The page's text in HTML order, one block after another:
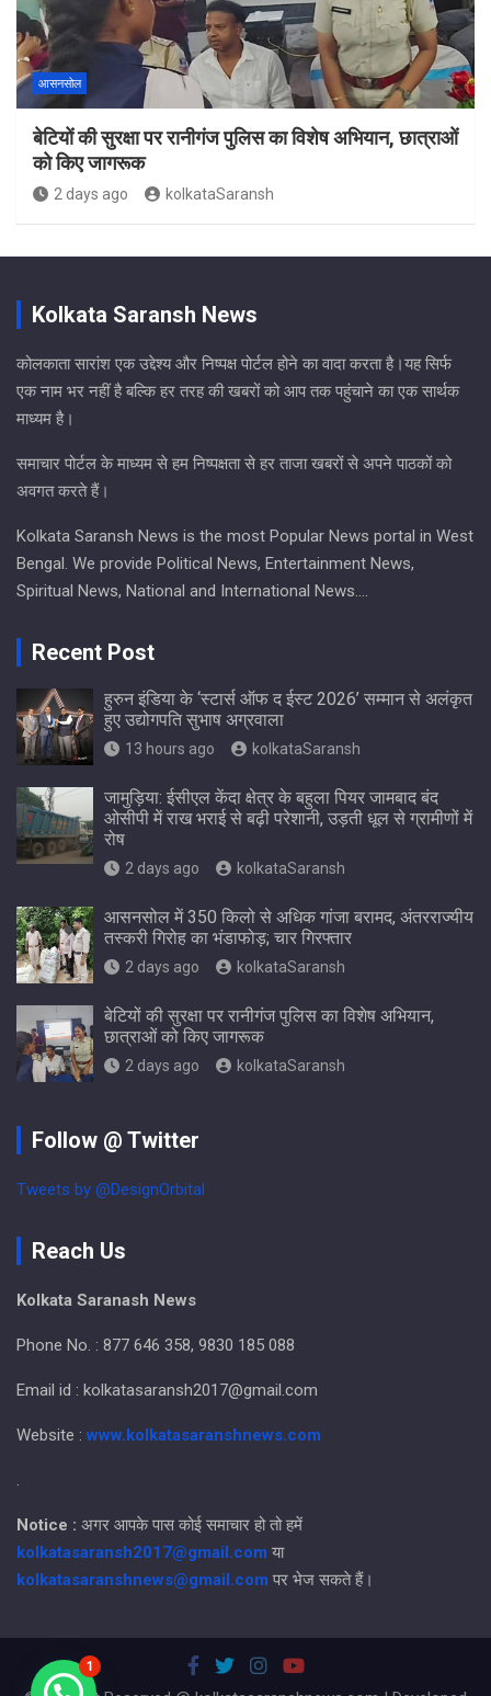
आसनसोल
बेटियों की सुरक्षा पर रानीगंज पुलिस का विशेष अभियान, छात्राओं
को किए जागरूक
2 days ago kolkataSaransh
Kolkata Saransh News
कोलकाता सारांश एक उद्देश्य और निष्पक्ष पोर्टल होने का वादा करता है।यह सिर्फ
एक नाम भर नहीं है बल्कि हर तरह की खबरों को आप तक पहुंचाने का एक सार्थक
माध्यम है।
समाचार पोर्टल के माध्यम से हम निष्पक्षता से हर ताजा खबरों से अपने पाठकों को
अवगत करते हैं।
Kolkata Saransh News is the most Popular News portal in West
Bengal. We provide Political News, Entertainment News,
Spiritual News, National and International News….
Recent Post
हुरुन इंडिया के ‘स्टार्स ऑफ द ईस्ट 2026’ सम्मान से अलंकृत
हुए उद्योगपति सुभाष अग्रवाला
13 hours ago kolkataSaransh
जामुड़िया: ईसीएल केंदा क्षेत्र के बहुला पियर जामबाद बंद
ओसीपी में राख भराई से बढ़ी परेशानी, उड़ती धूल से ग्रामीणों में
रोष
2 days ago kolkataSaransh
आसनसोल में 350 किलो से अधिक गांजा बरामद, अंतरराज्यीय
तस्करी गिरोह का भंडाफोड़; चार गिरफ्तार
2 days ago kolkataSaransh
बेटियों की सुरक्षा पर रानीगंज पुलिस का विशेष अभियान,
छात्राओं को किए जागरूक
2 days ago kolkataSaransh
Follow @ Twitter
Tweets by @DesignOrbital
Reach Us
Kolkata Saranash News
Phone No. : 877 646 358, 9830 185 088
Email id : kolkatasaransh2017@gmail.com
Website : www.kolkatasaranshnews.com
.
Notice : अगर आपके पास कोई समाचार हो तो हमें
kolkatasaransh2017@gmail.com या
kolkatasaranshnews@gmail.com पर भेज सकते हैं।
1